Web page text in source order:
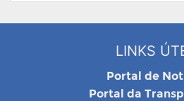
LINKS
Portal de
Portal da